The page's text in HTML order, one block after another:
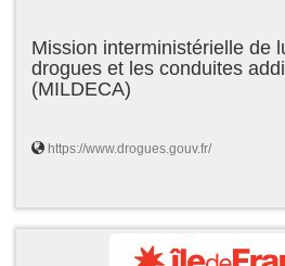
Mission interministérielle de
drogues et les conduites
(MILDECA)
https://www.drogues.gouv.fr/